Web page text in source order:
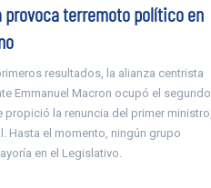
provoca terremoto político en
resultados, la alianza centrista
Emmanuel Macron ocupó el segundo
propició la renuncia del primer ministro,
Hasta el momento, ningún grupo
en el Legislativo.